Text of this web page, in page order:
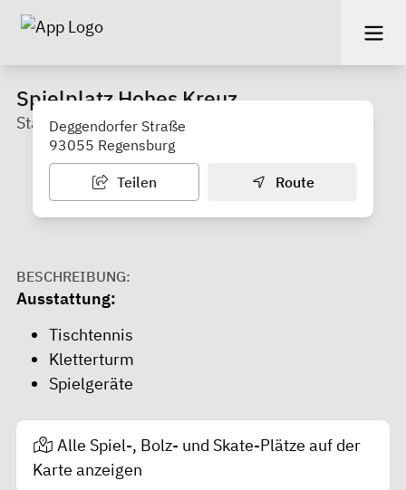
Spielplatz Hohes Kreuz
Stadtteil: Ostenviertel
Deggendorfer Straße
93055 Regensburg
Teilen Route
BESCHREIBUNG:
Ausstattung:
Tischtennis
Kletterturm
Spielgeräte
Alle Spiel-, Bolz- und Skate-Plätze auf der
Karte anzeigen